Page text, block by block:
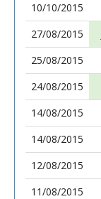
10/10/2015
27/08/2015
25/08/2015
24/08/2015
14/08/2015
14/08/2015
12/08/2015
11/08/2015